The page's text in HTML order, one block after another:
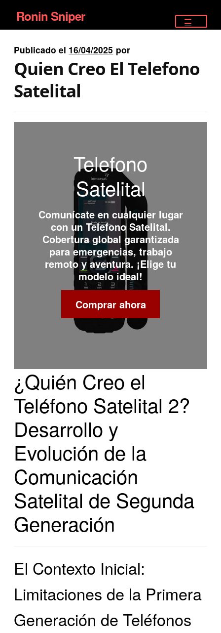
Ir
a
la
navegación
Ir
al
contenido
Ronin Sniper
EQUIPAMIENTO ÉLITE
PISTOLAS
Publicado el 16/04/2025 por
Quien Creo El Telefono
Satelital
Telefono
Satelital
Comunícate en cualquier lugar
con un Telefono Satelital.
Cobertura global garantizada
para emergencias, trabajo
remoto y aventura. ¡Elige tu
modelo ideal!
Comprar ahora
¿Quién Creo el
Teléfono Satelital 2?
Desarrollo y
Evolución de la
Comunicación
Satelital de Segunda
Generación
El Contexto Inicial:
Limitaciones de la Primera
Generación de Teléfonos